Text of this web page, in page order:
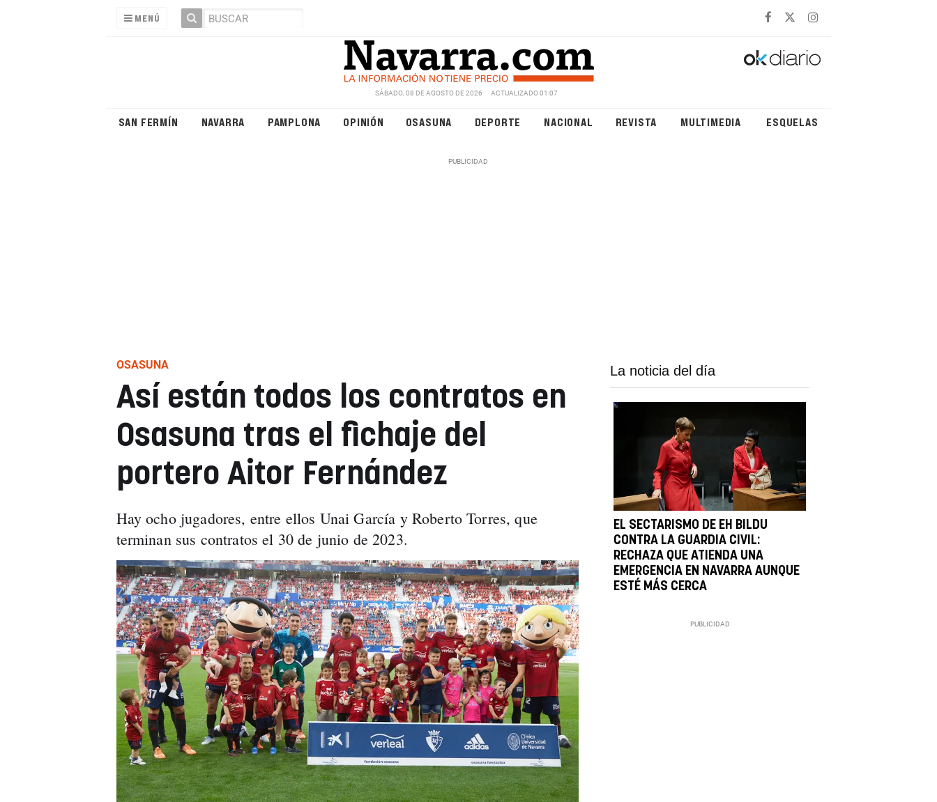
MENÚ
SÁBADO, 08 DE AGOSTO DE 2026 ACTUALIZADO 01:07
SAN FERMÍN NAVARRA PAMPLONA OPINIÓN OSASUNA DEPORTE NACIONAL REVISTA MULTIMEDIA ESQUELAS
OSASUNA
Así están todos los contratos en
Osasuna tras el fichaje del
portero Aitor Fernández
Hay ocho jugadores, entre ellos Unai García y Roberto Torres, que
terminan sus contratos el 30 de junio de 2023.
La noticia del día
EL SECTARISMO DE EH BILDU
CONTRA LA GUARDIA CIVIL:
RECHAZA QUE ATIENDA UNA
EMERGENCIA EN NAVARRA AUNQUE
ESTÉ MÁS CERCA